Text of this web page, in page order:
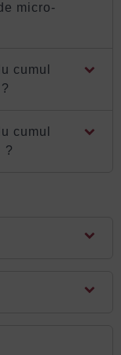
micro-
cumul
cumul
?